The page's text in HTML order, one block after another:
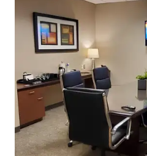
Natale. Oppure semplicemente
sportivo preferito! Qualsiasi cosa